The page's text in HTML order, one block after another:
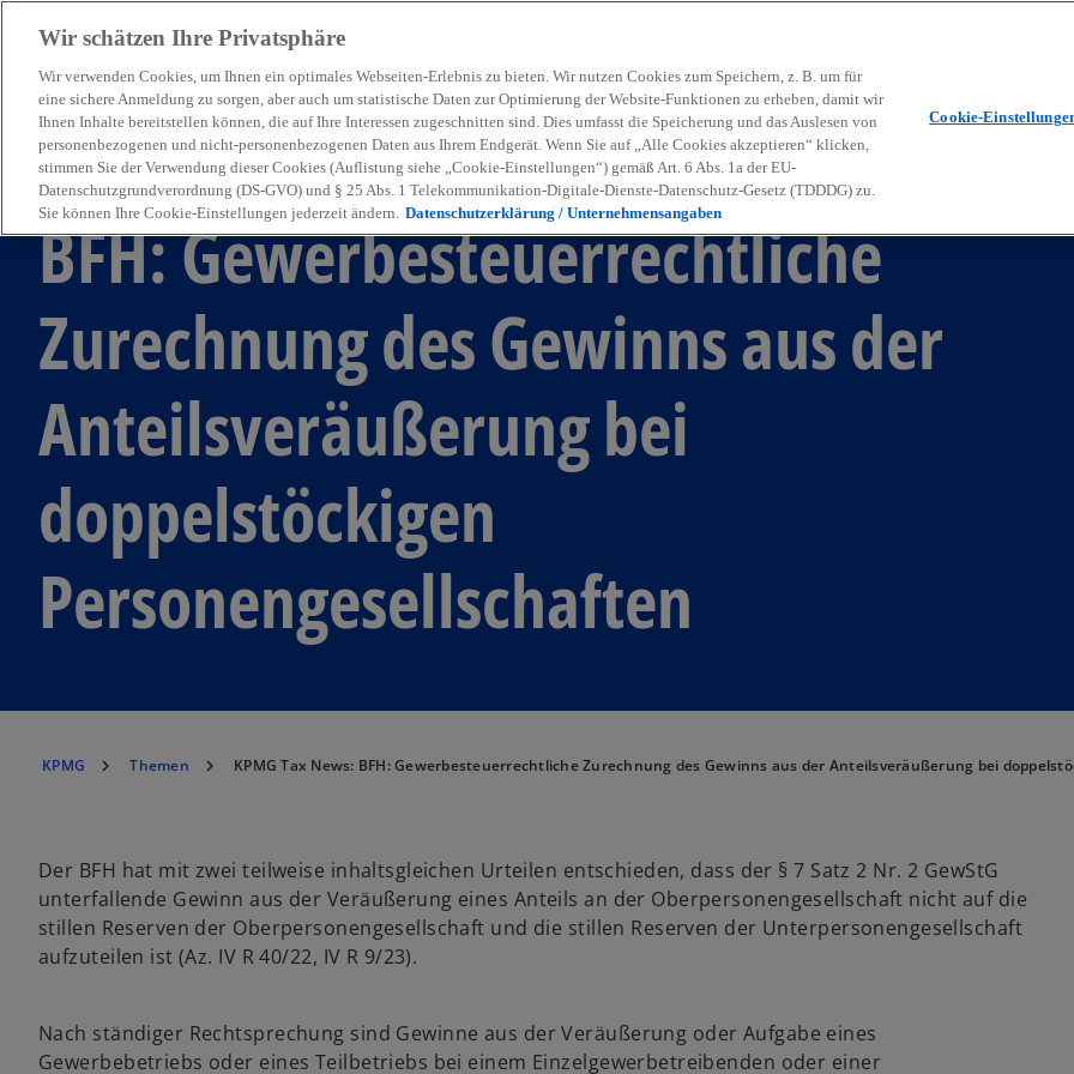
menu
KPMG Tax News
BFH: Gewerbesteuerrechtliche
Zurechnung des Gewinns aus der
Anteilsveräußerung bei
doppelstöckigen
Personengesellschaften
KPMG Themen KPMG Tax News: BFH: Gewerbesteuerrechtliche Zurechnung des Gewinns aus der Anteilsveräußerung bei
Der BFH hat mit zwei teilweise inhaltsgleichen Urteilen entschieden, dass der § 7 Satz 2 Nr. 2 GewStG
unterfallende Gewinn aus der Veräußerung eines Anteils an der Oberpersonengesellschaft nicht auf die
stillen Reserven der Oberpersonengesellschaft und die stillen Reserven der Unterpersonengesellschaft
aufzuteilen ist (Az. IV R 40/22, IV R 9/23).
Nach ständiger Rechtsprechung sind Gewinne aus der Veräußerung oder Aufgabe eines
Gewerbebetriebs oder eines Teilbetriebs bei einem Einzelgewerbetreibenden oder einer
Wir schätzen Ihre Privatsphäre
Wir verwenden Cookies, um Ihnen ein optimales Webseiten-Erlebnis zu bieten. Wir nutzen Cookies zum Speichern, z. B. um für
eine sichere Anmeldung zu sorgen, aber auch um statistische Daten zur Optimierung der Website-Funktionen zu erheben, damit wir
Ihnen Inhalte bereitstellen können, die auf Ihre Interessen zugeschnitten sind. Dies umfasst die Speicherung und das Auslesen von
personenbezogenen und nicht-personenbezogenen Daten aus Ihrem Endgerät. Wenn Sie auf „Alle Cookies akzeptieren“ klicken,
stimmen Sie der Verwendung dieser Cookies (Auflistung siehe „Cookie-Einstellungen“) gemäß Art. 6 Abs. 1a der EU-
Datenschutzgrundverordnung (DS-GVO) und § 25 Abs. 1 Telekommunikation-Digitale-Dienste-Datenschutz-Gesetz (TDDDG) zu.
Sie können Ihre Cookie-Einstellungen jederzeit ändern. Datenschutzerklärung / Unternehmensangaben
Cookie-